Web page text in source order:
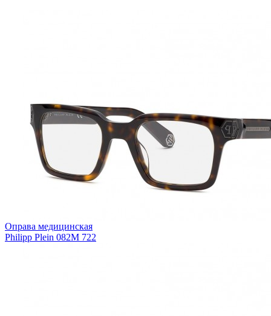
Оправа медицинская
Philipp Plein 082M 722